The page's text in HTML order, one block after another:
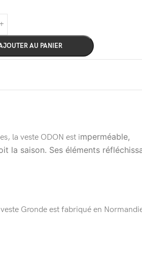
AU PANIER
la veste ODON est imperméable,
la saison. Ses éléments
Gronde est fabriqué en